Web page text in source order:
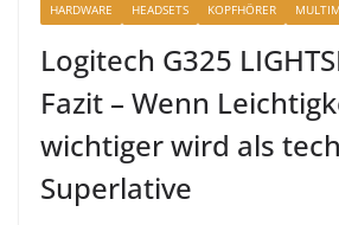
HARDWARE HEADSETS KOPFHÖRER
Logitech G325
Fazit – Wenn
wichtiger wird als
Superlative